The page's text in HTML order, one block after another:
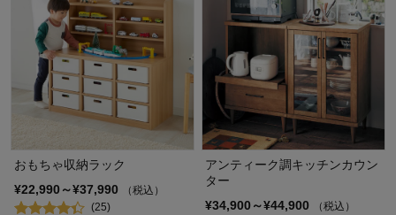
おもちゃ収納ラック
¥22,990～¥37,990
（税込）
(25)
アンティーク調キッチンカウン
ター
¥34,900～¥44,900
（税込）